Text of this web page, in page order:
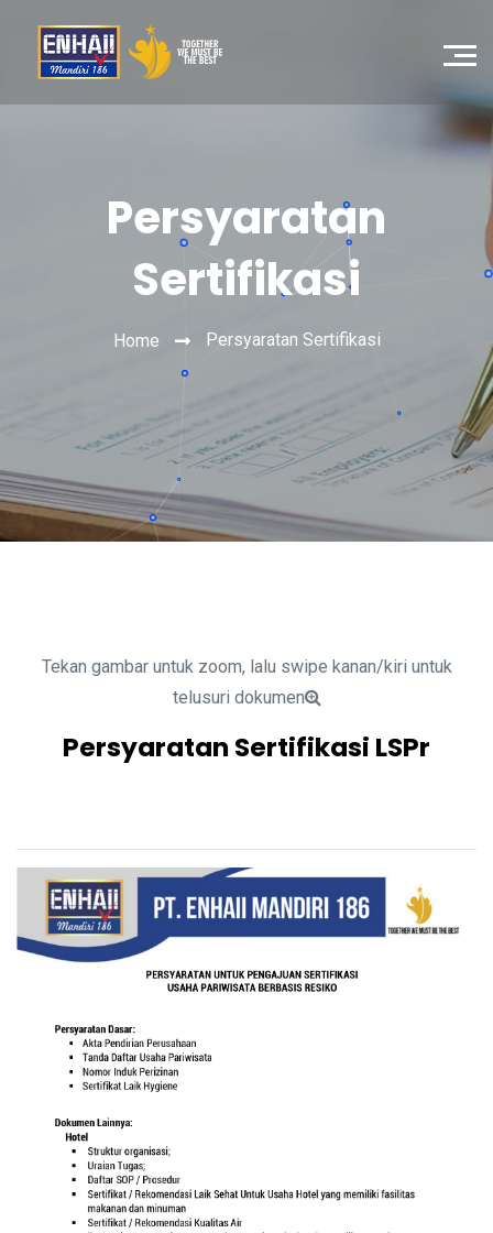
Persyaratan
Sertifikasi
Home Persyaratan Sertifikasi
Tekan gambar untuk zoom, lalu swipe kanan/kiri untuk
telusuri dokumen
Persyaratan Sertifikasi LSPr